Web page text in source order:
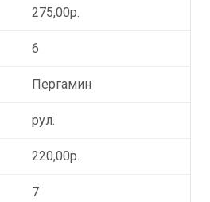
275,00р.
6
Пергамин
рул.
220,00р.
7